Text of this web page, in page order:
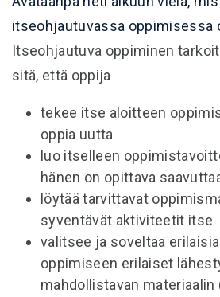
itseohjautuvassa oppimisessa
Itseohjautuva oppiminen
sitä, että oppija
tekee itse aloitteen
oppia uutta
luo itselleen
hänen on opittava
löytää tarvittavat
syventävät aktiviteetit itse
valitsee ja soveltaa
oppimiseen erilaiset
mahdollistavan